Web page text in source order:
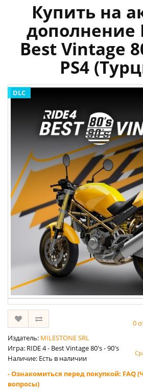
Купить на
дополнение
Best Vintage
PS4
DLC
0
Издатель: MILESTONE SRL
Игра: RIDE 4 - Best Vintage 80's - 90's
Наличие: Есть в наличии
- Ознакомиться перед покупкой: FAQ
вопросы)